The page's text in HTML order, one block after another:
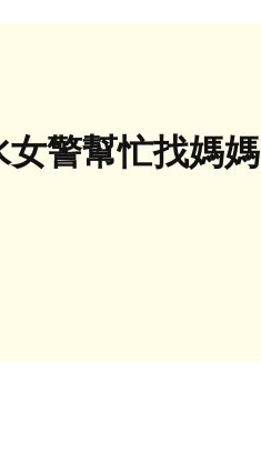
警幫忙找媽媽